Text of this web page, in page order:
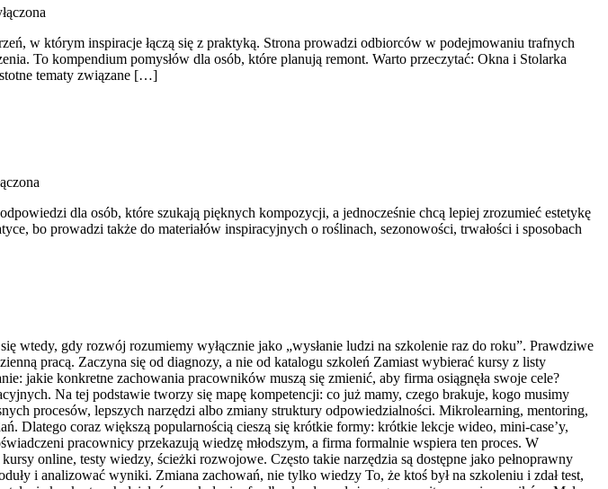
w którym inspiracje łączą się z praktyką. Strona prowadzi odbiorców w podejmowaniu trafnych
To kompendium pomysłów dla osób, które planują remont. Warto przeczytać: Okna i Stolarka
tematy związane […]
dla osób, które szukają pięknych kompozycji, a jednocześnie chcą lepiej zrozumieć estetykę
bo prowadzi także do materiałów inspiracyjnych o roślinach, sezonowości, trwałości i sposobach
wtedy, gdy rozwój rozumiemy wyłącznie jako „wysłanie ludzi na szkolenie raz do roku”. Prawdziwe
pracą. Zaczyna się od diagnozy, a nie od katalogu szkoleń Zamiast wybierać kursy z listy
jakie konkretne zachowania pracowników muszą się zmienić, aby firma osiągnęła swoje cele?
Na tej podstawie tworzy się mapę kompetencji: co już mamy, czego brakuje, kogo musimy
procesów, lepszych narzędzi albo zmiany struktury odpowiedzialności. Mikrolearning, mentoring,
Dlatego coraz większą popularnością cieszą się krótkie formy: krótkie lekcje wideo, mini-case’y,
pracownicy przekazują wiedzę młodszym, a firma formalnie wspiera ten proces. W
online, testy wiedzy, ścieżki rozwojowe. Często takie narzędzia są dostępne jako pełnoprawny
i analizować wyniki. Zmiana zachowań, nie tylko wiedzy To, że ktoś był na szkoleniu i zdał test,